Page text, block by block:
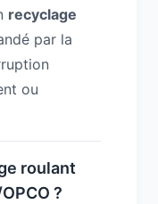
recyclage
par la
ou
roulant
?